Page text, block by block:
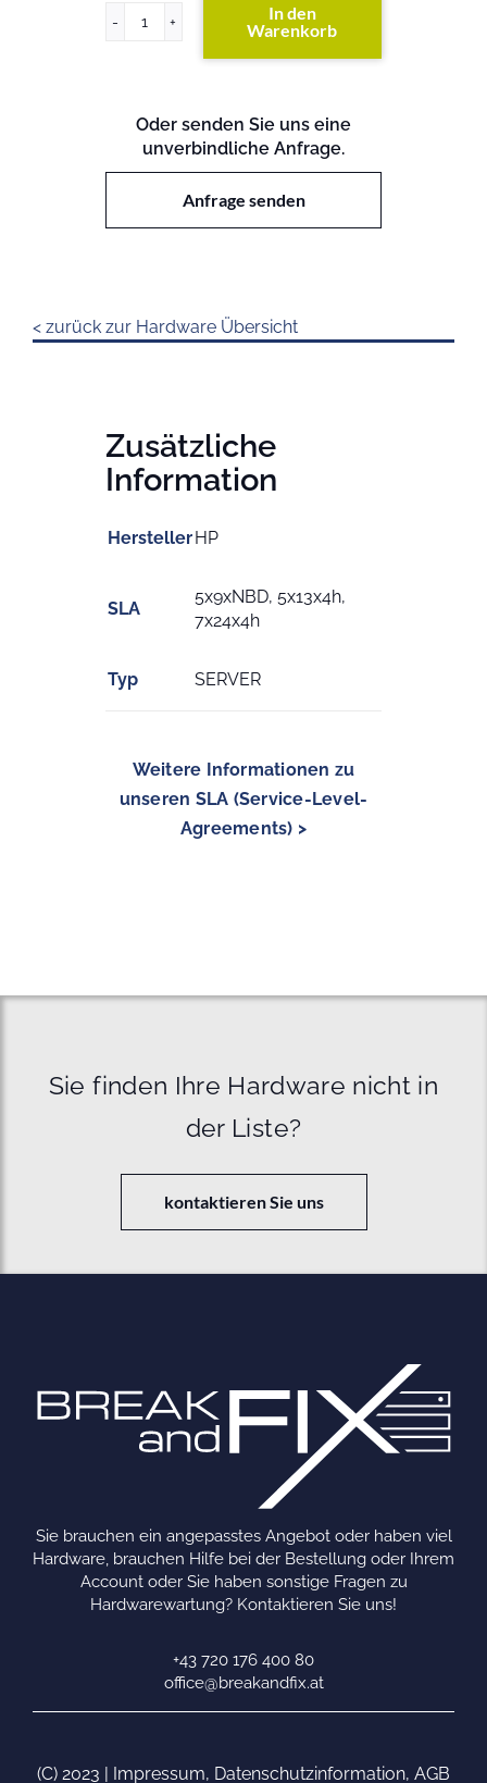
ProLiant
In den
Warenkorb
Oder senden Sie uns eine
unverbindliche Anfrage.
Anfrage senden
< zurück zur Hardware Übersicht
Zusätzliche
Information
HerstellerHP
SLA
5x9xNBD, 5x13x4h,
7x24x4h
Typ SERVER
Weitere Informationen zu
unseren SLA (Service-Level-
Agreements) >
Sie finden Ihre Hardware nicht in
der Liste?
kontaktieren Sie uns
Sie brauchen ein angepasstes Angebot oder haben viel
Hardware, brauchen Hilfe bei der Bestellung oder Ihrem
Account oder Sie haben sonstige Fragen zu
Hardwarewartung? Kontaktieren Sie uns!
+43 720 176 400 80
office@breakandfix.at
(C) 2023 | Impressum, Datenschutzinformation, AGB